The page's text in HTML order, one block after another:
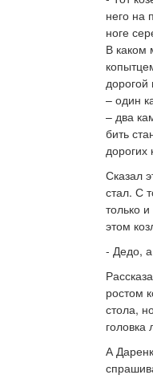
него на
ноге
В каком
дорогой
– один
– два
бить
дорогих
Сказал
стал. С
только
этом
- Дедо,
ростом
стола,
головка
А